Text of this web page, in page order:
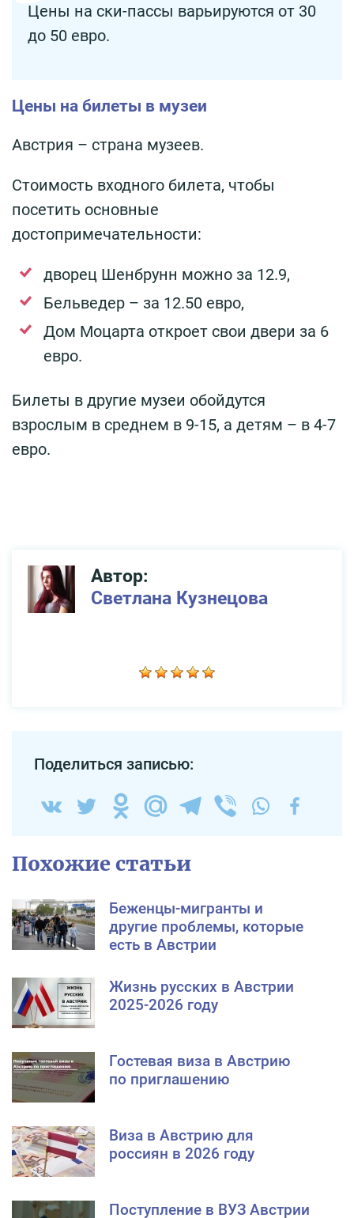
Цены на ски-пассы варьируются от 30
до 50 евро.
Цены на билеты в музеи
Австрия – страна музеев.
Стоимость входного билета, чтобы
посетить основные
достопримечательности:
дворец Шенбрунн можно за 12.9,
Бельведер – за 12.50 евро,
Дом Моцарта откроет свои двери за 6
евро.
Билеты в другие музеи обойдутся
взрослым в среднем в 9-15, а детям – в 4-7
евро.
Автор:
Светлана Кузнецова
Поделиться записью:
Похожие статьи
Беженцы-мигранты и
другие проблемы, которые
есть в Австрии
Жизнь русских в Австрии
2025-2026 году
Гостевая виза в Австрию
по приглашению
Виза в Австрию для
россиян в 2026 году
Поступление в ВУЗ Австрии